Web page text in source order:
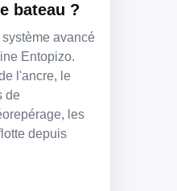
bateau ?
avancé
Entopizo.
l'ancre, le
de
les
depuis